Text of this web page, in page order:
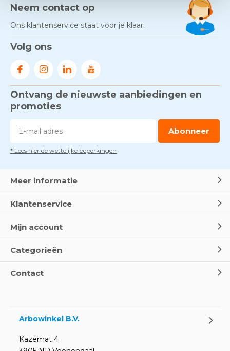
Neem contact op
Ons klantenservice staat voor je klaar.
Volg ons
Ontvang de nieuwste aanbiedingen en
promoties
Abonneer
* Lees hier de wettelijke beperkingen
Meer informatie
Klantenservice
Mijn account
Categorieën
Contact
Arbowinkel B.V.
Kazemat 4